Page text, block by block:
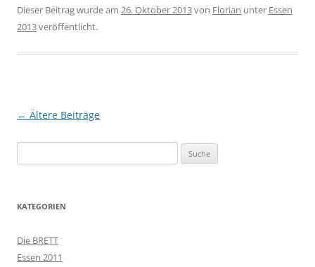
Dieser Beitrag wurde am 26. Oktober 2013von Florian unter Essen
2013veröffentlicht.
Beitragsnavigation
← Ältere Beiträge
nach:
KATEGORIEN
Die BRETT
Essen 2011